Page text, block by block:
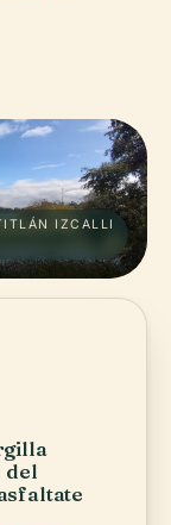
IZCALLI
del